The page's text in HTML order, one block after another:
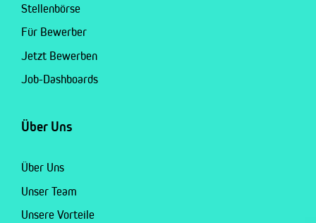
Stellenbörse
Für Bewerber
Jetzt Bewerben
Job-Dashboards
Über Uns
Über Uns
Unser Team
Unsere Vorteile